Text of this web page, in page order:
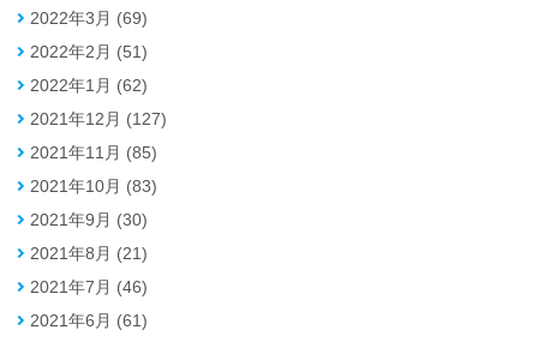
2022年3月 (69)
2022年2月 (51)
2022年1月 (62)
2021年12月 (127)
2021年11月 (85)
2021年10月 (83)
2021年9月 (30)
2021年8月 (21)
2021年7月 (46)
2021年6月 (61)